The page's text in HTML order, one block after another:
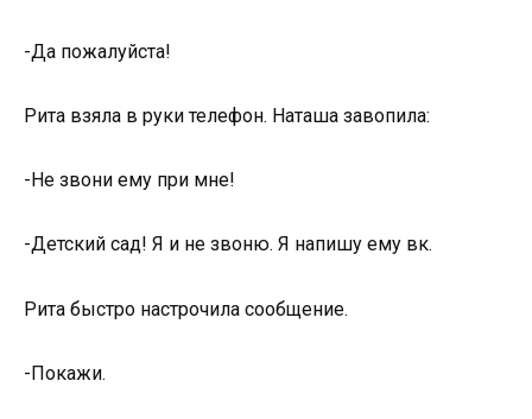
-Да пожалуйста!
Рита взяла в руки телефон. Наташа завопила:
-Не звони ему при мне!
-Детский сад! Я и не звоню. Я напишу ему вк.
Рита быстро настрочила сообщение.
-Покажи.